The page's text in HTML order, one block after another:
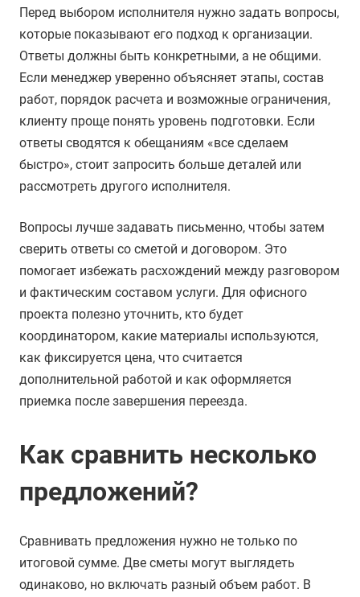
Перед выбором исполнителя нужно задать вопросы,
которые показывают его подход к организации.
Ответы должны быть конкретными, а не общими.
Если менеджер уверенно объясняет этапы, состав
работ, порядок расчета и возможные ограничения,
клиенту проще понять уровень подготовки. Если
ответы сводятся к обещаниям «все сделаем
быстро», стоит запросить больше деталей или
рассмотреть другого исполнителя.
Вопросы лучше задавать письменно, чтобы затем
сверить ответы со сметой и договором. Это
помогает избежать расхождений между разговором
и фактическим составом услуги. Для офисного
проекта полезно уточнить, кто будет
координатором, какие материалы используются,
как фиксируется цена, что считается
дополнительной работой и как оформляется
приемка после завершения переезда.
Как сравнить несколько
предложений?
Сравнивать предложения нужно не только по
итоговой сумме. Две сметы могут выглядеть
одинаково, но включать разный объем работ. В